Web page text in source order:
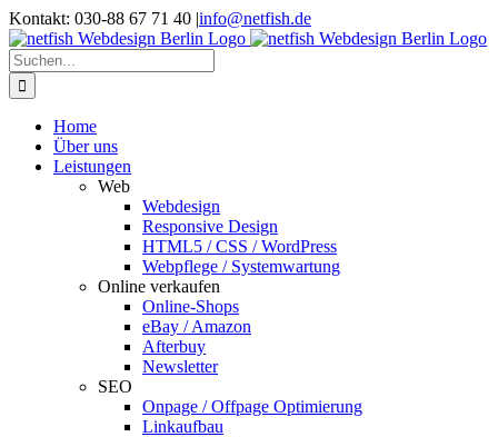
Zum
Inhalt
springen
Kontakt: 030-88 67 71 40 |info@netfish.de
Suche
nach:
Home
Über uns
Leistungen
Web
Webdesign
Responsive Design
HTML5 / CSS / WordPress
Webpflege / Systemwartung
Online verkaufen
Online-Shops
eBay / Amazon
Afterbuy
Newsletter
SEO
Onpage / Offpage Optimierung
Linkaufbau